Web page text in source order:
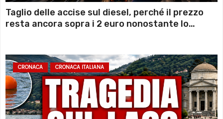
Taglio delle accise sul diesel, perché il prezzo
resta ancora sopra i 2 euro nonostante lo
CRONACA CRONACA ITALIANA